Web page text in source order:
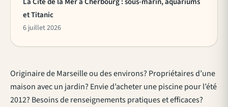
Originaire de Marseille ou des environs? Propriétaires d’une
maison avec un jardin? Envie d’acheter une piscine pour l’été
2012? Besoins de renseignements pratiques et efficaces?
et Titanic
6 juillet 2026